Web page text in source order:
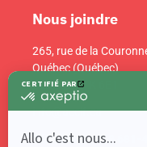
Nous joindre
265, rue de la
Québec (Québec)
Canada G1K 6E1
info@acelf.ca
Téléphone : 418 681-